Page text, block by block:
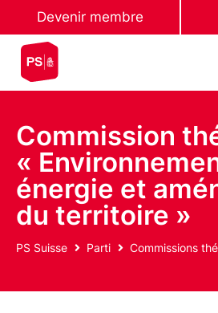
Devenir membre
Commission
«
énergie et
du territoire »
PS Suisse Parti Commissions